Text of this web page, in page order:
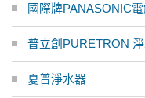
國際牌PANASONIC
普立創PURETRON
夏普淨水器